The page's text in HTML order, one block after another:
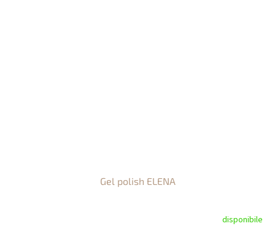
Gel polish ELENA
disponibile